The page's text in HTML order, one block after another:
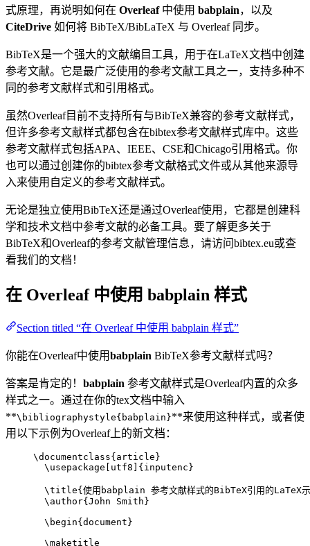
式原理，再说明如何在 Overleaf中使用 babplain，以及
CiteDrive 如何将 BibTeX/BibLaTeX 与 Overleaf 同步。
BibTeX是一个强大的文献编目工具，用于在LaTeX文档中创建
参考文献。它是最广泛使用的参考文献工具之一，支持多种不
同的参考文献样式和引用格式。
虽然Overleaf目前不支持所有与BibTeX兼容的参考文献样式，
但许多参考文献样式都包含在bibtex参考文献样式库中。这些
参考文献样式包括APA、IEEE、CSE和Chicago引用格式。你
也可以通过创建你的bibtex参考文献格式文件或从其他来源导
入来使用自定义的参考文献样式。
无论是独立使用BibTeX还是通过Overleaf使用，它都是创建科
学和技术文档中参考文献的必备工具。要了解更多关于
BibTeX和Overleaf的参考文献管理信息，请访问bibtex.eu或查
看我们的文档！
在 Overleaf 中使用 babplain 样式
Section titled “在 Overleaf 中使用 babplain 样式”
你能在Overleaf中使用babplain BibTeX参考文献样式吗？
答案是肯定的！ babplain 参考文献样式是Overleaf内置的众多
样式之一。通过在你的tex文档中输入
**\bibliographystyle{babplain}**来使用这种样式，或者使
用以下示例为Overleaf上的新文档：
\documentclass{ article }
\usepackage
utf8 ]{ inputenc }
\title{使用babplain 参考文献样式的BibTeX引用的LaTeX
\author{John Smith}
\begin{ document }
\maketitle